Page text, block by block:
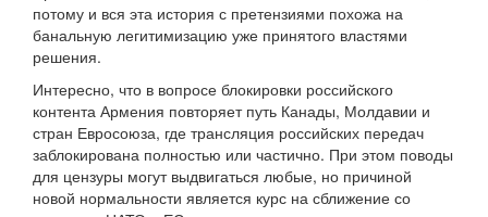
потому и вся эта история с претензиями похожа на
банальную легитимизацию уже принятого властями
решения.
Интересно, что в вопросе блокировки российского
контента Армения повторяет путь Канады, Молдавии и
стран Евросоюза, где трансляция российских передач
заблокирована полностью или частично. При этом поводы
для цензуры могут выдвигаться любые, но причиной
новой нормальности является курс на сближение со